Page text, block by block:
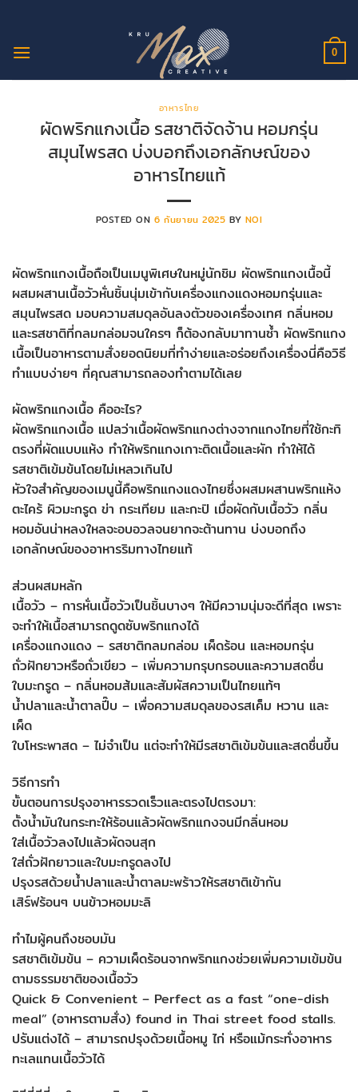
ยัง
0
อาหารไทย
ผัดพริกแกงเนื้อ รสชาติจัดจ้าน หอมกรุ่น
สมุนไพรสด บ่งบอกถึงเอกลักษณ์ของ
อาหารไทยแท้
POSTED ON6 กันยายน 2025 BY NOI
ผัดพริกแกงเนื้อถือเป็นเมนูพิเศษในหมู่นักชิม ผัดพริกแกงเนื้อนี้
ผสมผสานเนื้อวัวหั่นชิ้นนุ่มเข้ากับเครื่องแกงแดงหอมกรุ่นและ
สมุนไพรสด มอบความสมดุลอันลงตัวของเครื่องเทศ กลิ่นหอม
และรสชาติที่กลมกล่อมจนใครๆ ก็ต้องกลับมาทานซ้ำ ผัดพริกแกง
เนื้อเป็นอาหารตามสั่งยอดนิยมที่ทำง่ายและอร่อยถึงเครื่องนี่คือวิธี
ทำแบบง่ายๆ ที่คุณสามารถลองทำตามได้เลย
ผัดพริกแกงเนื้อ คืออะไร?
ผัดพริกแกงเนื้อ แปลว่าเนื้อผัดพริกแกงต่างจากแกงไทยที่ใช้กะทิ
ตรงที่ผัดแบบแห้ง ทำให้พริกแกงเกาะติดเนื้อและผัก ทำให้ได้
รสชาติเข้มข้นโดยไม่เหลวเกินไป
หัวใจสำคัญของเมนูนี้คือพริกแกงแดงไทยซึ่งผสมผสานพริกแห้ง
ตะไคร้ ผิวมะกรูด ข่า กระเทียม และกะปิ เมื่อผัดกับเนื้อวัว กลิ่น
หอมอันน่าหลงใหลจะอบอวลจนยากจะต้านทาน บ่งบอกถึง
เอกลักษณ์ของอาหารริมทางไทยแท้
ส่วนผสมหลัก
เนื้อวัว – การหั่นเนื้อวัวเป็นชิ้นบางๆ ให้มีความนุ่มจะดีที่สุด เพราะ
จะทำให้เนื้อสามารถดูดซับพริกแกงได้
เครื่องแกงแดง – รสชาติกลมกล่อม เผ็ดร้อน และหอมกรุ่น
ถั่วฝักยาวหรือถั่วเขียว – เพิ่มความกรุบกรอบและความสดชื่น
ใบมะกรูด – กลิ่นหอมส้มและสัมผัสความเป็นไทยแท้ๆ
น้ำปลาและน้ำตาลปี๊บ – เพื่อความสมดุลของรสเค็ม หวาน และ
เผ็ด
ใบโหระพาสด – ไม่จำเป็น แต่จะทำให้มีรสชาติเข้มข้นและสดชื่นขึ้น
วิธีการทำ
ขั้นตอนการปรุงอาหารรวดเร็วและตรงไปตรงมา:
ตั้งน้ำมันในกระทะให้ร้อนแล้วผัดพริกแกงจนมีกลิ่นหอม
ใส่เนื้อวัวลงไปแล้วผัดจนสุก
ใส่ถั่วฝักยาวและใบมะกรูดลงไป
ปรุงรสด้วยน้ำปลาและน้ำตาลมะพร้าวให้รสชาติเข้ากัน
เสิร์ฟร้อนๆ บนข้าวหอมมะลิ
ทำไมผู้คนถึงชอบมัน
รสชาติเข้มข้น – ความเผ็ดร้อนจากพริกแกงช่วยเพิ่มความเข้มข้น
ตามธรรมชาติของเนื้อวัว
Quick & Convenient – Perfect as a fast “one-dish
meal” (อาหารตามสั่ง) found in Thai street food stalls.
ปรับแต่งได้ – สามารถปรุงด้วยเนื้อหมู ไก่ หรือแม้กระทั่งอาหาร
ทะเลแทนเนื้อวัวได้